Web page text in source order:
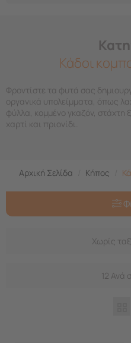
Κάδοι
Φροντίστε τα φυτά σας
οργανικά υπολείμματα, όπως
φύλλα, κομμένο γκαζόν, στάχτη
χαρτί και πριονίδι.
Αρχική Σελίδα Κήπος
Χωρίς
12 Ανά